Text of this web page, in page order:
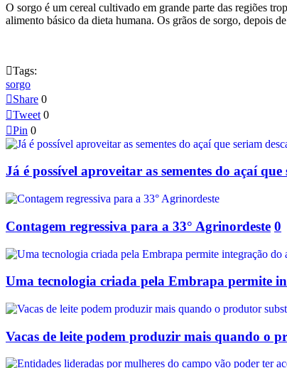
O sorgo é um cereal cultivado em grande parte das regiões
alimento básico da dieta humana. Os grãos de sorgo, depois
Tags:
sorgo
Share 0
Tweet 0
Pin 0
Já é possível aproveitar as sementes do açaí
Contagem regressiva para a 33° Agrinordeste 0
Uma tecnologia criada pela Embrapa permite
Vacas de leite podem produzir mais quando o